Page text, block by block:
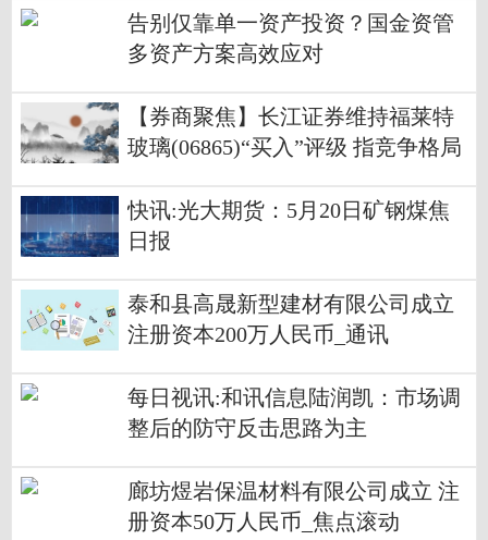
告别仅靠单一资产投资？国金资管
多资产方案高效应对
【券商聚焦】长江证券维持福莱特
玻璃(06865)“买入”评级 指竞争格局
快讯:光大期货：5月20日矿钢煤焦
日报
泰和县高晟新型建材有限公司成立
注册资本200万人民币_通讯
每日视讯:和讯信息陆润凯：市场调
整后的防守反击思路为主
廊坊煜岩保温材料有限公司成立 注
册资本50万人民币_焦点滚动